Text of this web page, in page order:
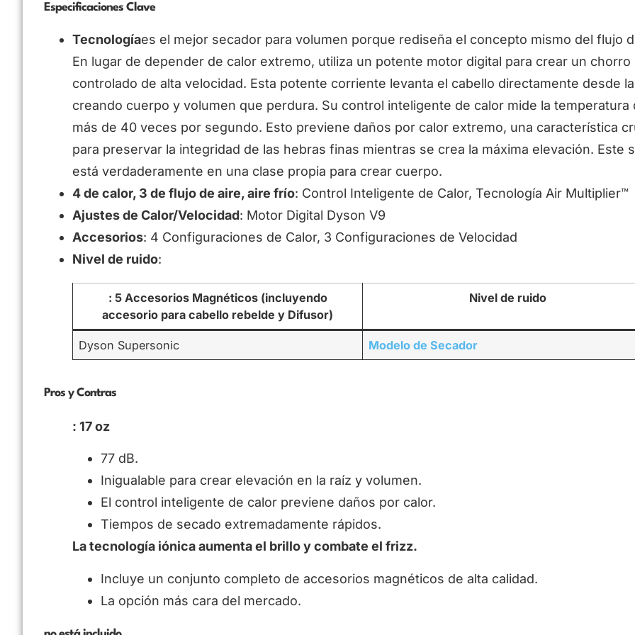
Especificaciones Clave
Tecnologíaes el mejor secador para volumen porque rediseña el concepto mismo del flujo
En lugar de depender de calor extremo, utiliza un potente motor digital para crear un chorro
controlado de alta velocidad. Esta potente corriente levanta el cabello directamente desde
creando cuerpo y volumen que perdura. Su control inteligente de calor mide la temperatura
más de 40 veces por segundo. Esto previene daños por calor extremo, una característica
para preservar la integridad de las hebras finas mientras se crea la máxima elevación. Este
está verdaderamente en una clase propia para crear cuerpo.
4 de calor, 3 de flujo de aire, aire frío: Control Inteligente de Calor, Tecnología Air Multiplier™
Ajustes de Calor/Velocidad: Motor Digital Dyson V9
Accesorios: 4 Configuraciones de Calor, 3 Configuraciones de Velocidad
Nivel de ruido:
: 5 Accesorios Magnéticos (incluyendo
accesorio para cabello rebelde y Difusor)
Nivel de ruido
Dyson Supersonic Modelo de Secador
Pros y Contras
: 17 oz
77 dB.
Inigualable para crear elevación en la raíz y volumen.
El control inteligente de calor previene daños por calor.
Tiempos de secado extremadamente rápidos.
La tecnología iónica aumenta el brillo y combate el frizz.
Incluye un conjunto completo de accesorios magnéticos de alta calidad.
La opción más cara del mercado.